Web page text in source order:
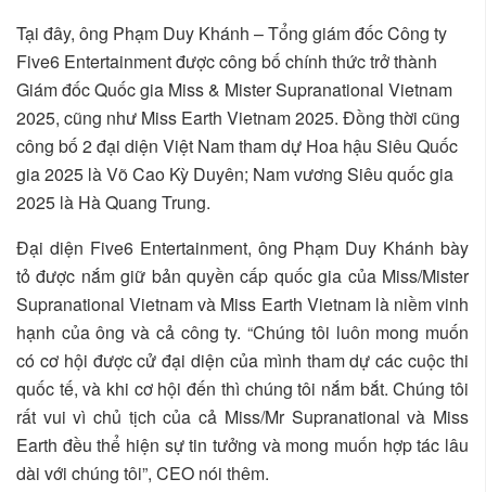
Tại đây, ông Phạm Duy Khánh – Tổng giám đốc Công ty
Five6 Entertainment được công bố chính thức trở thành
Giám đốc Quốc gia Miss & Mister Supranational Vietnam
2025, cũng như Miss Earth Vietnam 2025. Đồng thời cũng
công bố 2 đại diện Việt Nam tham dự Hoa hậu Siêu Quốc
gia 2025 là Võ Cao Kỳ Duyên; Nam vương Siêu quốc gia
2025 là Hà Quang Trung.
Đại diện Five6 Entertainment, ông Phạm Duy Khánh bày
tỏ được nắm giữ bản quyền cấp quốc gia của Miss/Mister
Supranational Vietnam và Miss Earth Vietnam là niềm vinh
hạnh của ông và cả công ty. “Chúng tôi luôn mong muốn
có cơ hội được cử đại diện của mình tham dự các cuộc thi
quốc tế, và khi cơ hội đến thì chúng tôi nắm bắt. Chúng tôi
rất vui vì chủ tịch của cả Miss/Mr Supranational và Miss
Earth đều thể hiện sự tin tưởng và mong muốn hợp tác lâu
dài với chúng tôi”, CEO nói thêm.